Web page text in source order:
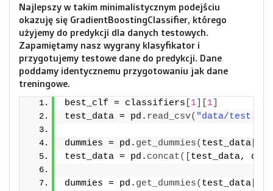
Najlepszy w takim minimalistycznym podejściu
okazuję się GradientBoostingClassifier, którego
użyjemy do predykcji dla danych testowych.
Zapamiętamy nasz wygrany klasyfikator i
przygotujemy testowe dane do predykcji. Dane
poddamy identycznemu przygotowaniu jak dane
treningowe.
best_clf = classifiers 1 1
test_data = pd. read_csv( "data/
dummies = pd. get_dummies( test_data
test_data = pd. concat([ test_data,
dummies = pd. get_dummies( test_data